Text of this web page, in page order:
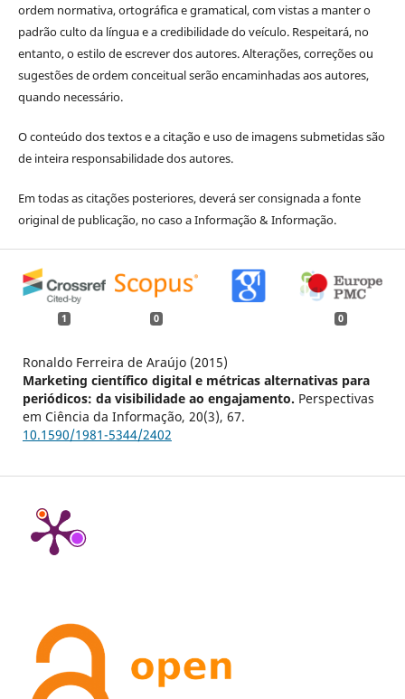
ordem normativa, ortográfica e gramatical, com vistas a manter o
padrão culto da língua e a credibilidade do veículo. Respeitará, no
entanto, o estilo de escrever dos autores. Alterações, correções ou
sugestões de ordem conceitual serão encaminhadas aos autores,
quando necessário.
O conteúdo dos textos e a citação e uso de imagens submetidas são
de inteira responsabilidade dos autores.
Em todas as citações posteriores, deverá ser consignada a fonte
original de publicação, no caso a Informação & Informação.
1 0 0
Ronaldo Ferreira de Araújo (2015)
Marketing científico digital e métricas alternativas para
periódicos: da visibilidade ao engajamento. Perspectivas
em Ciência da Informação, 20(3), 67.
10.1590/1981-5344/2402